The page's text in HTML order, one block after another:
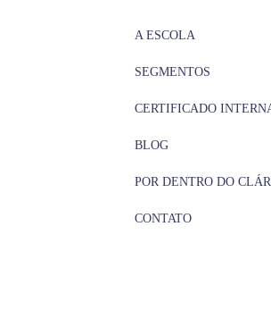
A ESCOLA
SEGMENTOS
CERTIFICADO
BLOG
POR DENTRO DO
CONTATO